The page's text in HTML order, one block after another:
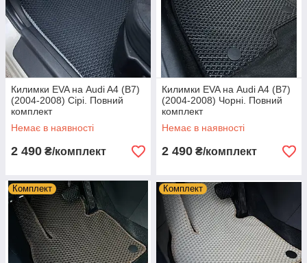
Килимки EVA на Audi A4 (B7)
(2004-2008) Сірі. Повний
комплект
Немає в наявності
2 490 ₴/комплект
Килимки EVA на Audi A4 (B7)
(2004-2008) Чорні. Повний
комплект
Немає в наявності
2 490 ₴/комплект
Комплект Комплект